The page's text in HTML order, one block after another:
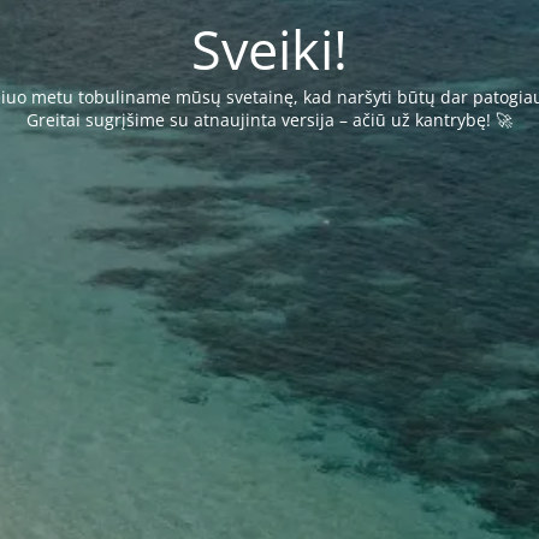
Sveiki!
metu tobuliname mūsų svetainę, kad naršyti būtų dar
Greitai sugrįšime su atnaujinta versija – ačiū už kantrybę! 🚀